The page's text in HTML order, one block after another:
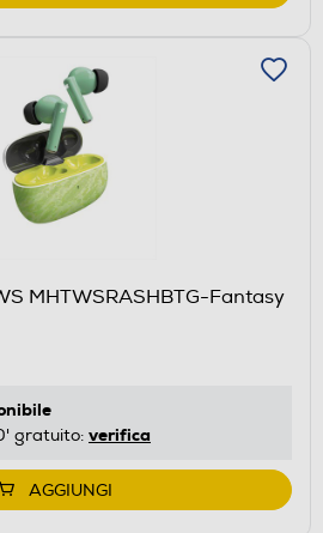
MHTWSRASHBTG-Fantasy
gratuito: verifica
AGGIUNGI